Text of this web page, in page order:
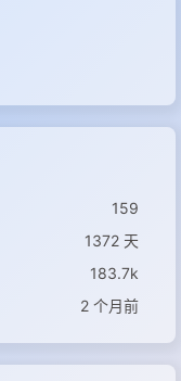
159
1372 天
183.7k
2 个月前